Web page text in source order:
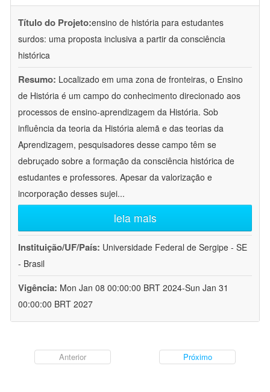
Título do Projeto:ensino de história para estudantes
surdos: uma proposta inclusiva a partir da consciência
histórica
Resumo: Localizado em uma zona de fronteiras, o Ensino
de História é um campo do conhecimento direcionado aos
processos de ensino-aprendizagem da História. Sob
influência da teoria da História alemã e das teorias da
Aprendizagem, pesquisadores desse campo têm se
debruçado sobre a formação da consciência histórica de
estudantes e professores. Apesar da valorização e
incorporação desses sujei...
leia mais
Instituição/UF/País: Universidade Federal de Sergipe - SE
- Brasil
Vigência: Mon Jan 08 00:00:00 BRT 2024-Sun Jan 31
00:00:00 BRT 2027
Anterior Próximo